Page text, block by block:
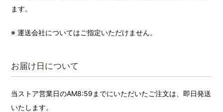
ます。
※ 運送会社についてはご指定いただけません。
お届け日について
当ストア営業日のAM8:59までにいただいたご注文は、即日発送
いたします。